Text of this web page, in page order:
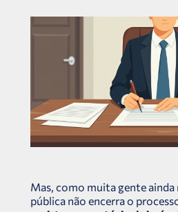
Mas, como muita gente ainda
pública não encerra o